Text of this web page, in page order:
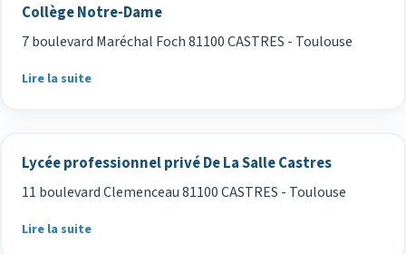
Collège Notre-Dame
7 boulevard Maréchal Foch 81100 CASTRES - Toulouse
Lire la suite
Lycée professionnel privé De La Salle Castres
11 boulevard Clemenceau 81100 CASTRES - Toulouse
Lire la suite